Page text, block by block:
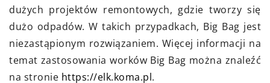
dużych projektów remontowych, gdzie tworzy się
dużo odpadów. W takich przypadkach, Big Bag jest
niezastąpionym rozwiązaniem. Więcej informacji na
temat zastosowania worków Big Bag można znaleźć
na stronie https://elk.koma.pl.